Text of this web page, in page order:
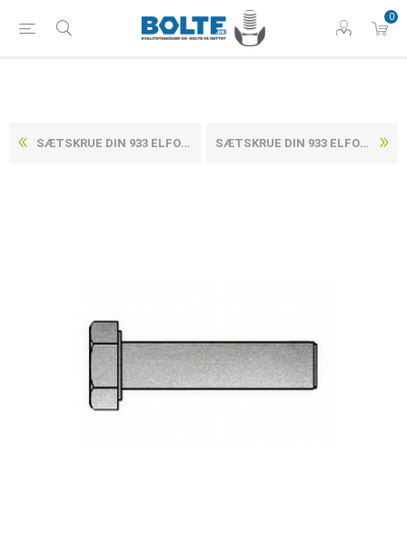
0
SÆTSKRUE DIN 933 ELFORZINKET (8 TLP + SL ) STÅL KL. 8.8 M18X100 (25 STK) SÆTSKRUE DIN 933 ELFORZINKET (8 TLP + SL ) STÅL KL. 8.8 M20X110 (25 STK)